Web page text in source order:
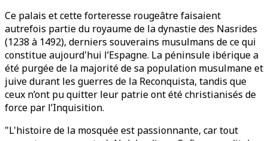
Ce palais et cette forteresse rougeâtre faisaient
autrefois partie du royaume de la dynastie des Nasrides
(1238 à 1492), derniers souverains musulmans de ce qui
constitue aujourd'hui l’Espagne. La péninsule ibérique a
été purgée de la majorité de sa population musulmane et
juive durant les guerres de la Reconquista, tandis que
ceux n’ont pu quitter leur patrie ont été christianisés de
force par l’Inquisition.
"L'histoire de la mosquée est passionnante, car tout